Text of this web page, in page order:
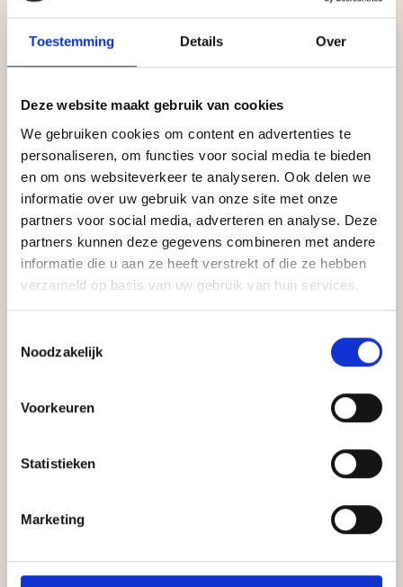
Toestemming Details Over
Deze website maakt gebruik van cookies
We gebruiken cookies om content en advertenties te
personaliseren, om functies voor social media te bieden
en om ons websiteverkeer te analyseren. Ook delen we
informatie over uw gebruik van onze site met onze
partners voor social media, adverteren en analyse. Deze
partners kunnen deze gegevens combineren met andere
informatie die u aan ze heeft verstrekt of die ze hebben
verzameld op basis van uw gebruik van hun services.
Noodzakelijk
Voorkeuren
Statistieken
Marketing